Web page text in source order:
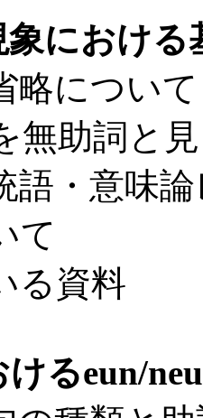
象における
略について
無助詞と
語・意味
て
る資料
るeun/